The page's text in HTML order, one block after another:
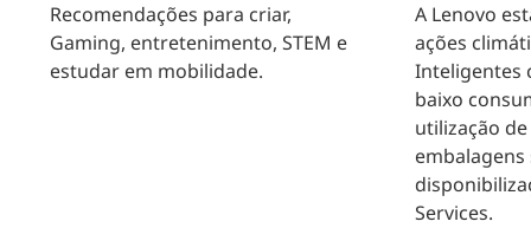
Recomendações para criar,
Gaming, entretenimento, STEM e
estudar em mobilidade.
A Lenovo
ações
Inteligentes
baixo
utilização
Services.